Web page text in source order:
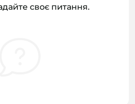
своє питання.